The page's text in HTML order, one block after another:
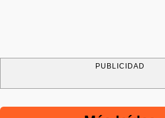
PUBLICIDAD